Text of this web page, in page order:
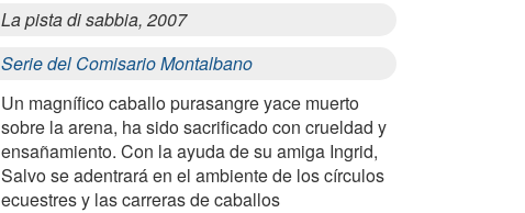
La pista di sabbia, 2007
Serie del Comisario Montalbano
Un magnífico caballo purasangre yace muerto
sobre la arena, ha sido sacrificado con crueldad y
ensañamiento. Con la ayuda de su amiga Ingrid,
Salvo se adentrará en el ambiente de los círculos
ecuestres y las carreras de caballos